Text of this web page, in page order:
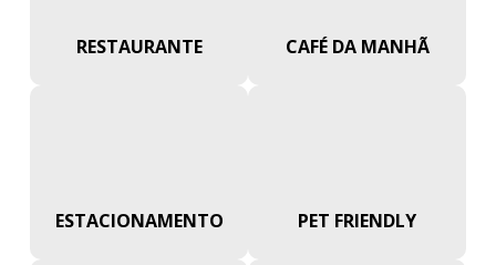
RESTAURANTE CAFÉ DA MANHÃ
ESTACIONAMENTO PET FRIENDLY